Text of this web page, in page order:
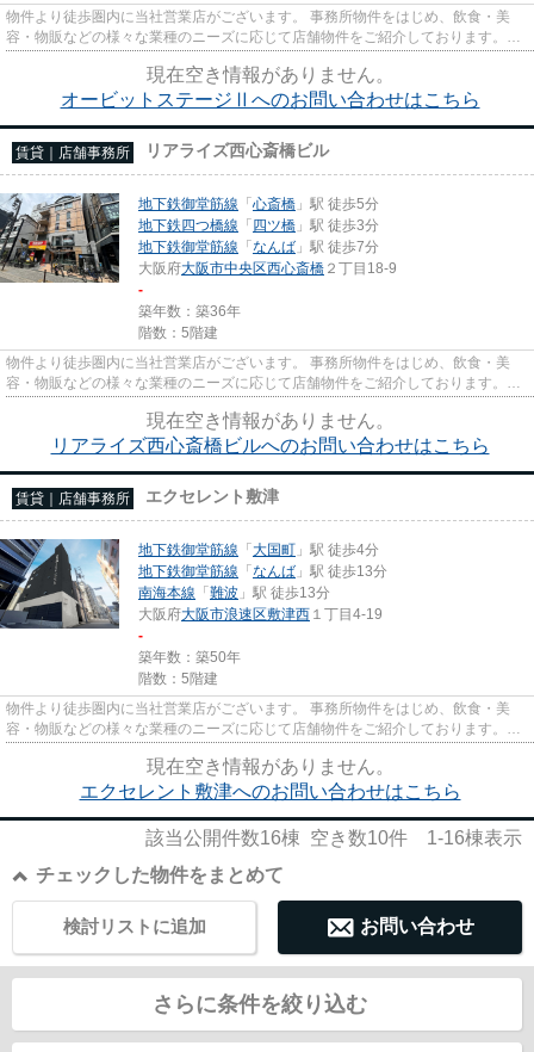
物件より徒歩圏内に当社営業店がございます。 事務所物件をはじめ、飲食・美
容・物販などの様々な業種のニーズに応じて店舗物件をご紹介しております。
尚、弊社ではおとり広告は一切...
現在空き情報がありません。
オービットステージⅡへのお問い合わせはこちら
賃貸｜店舗事務所 リアライズ西心斎橋ビル
地下鉄御堂筋線 「心斎橋 」駅 徒歩5分
地下鉄四つ橋線 「四ツ橋 」駅 徒歩3分
地下鉄御堂筋線 「なんば 」駅 徒歩7分
大阪府大阪市中央区西心斎橋 ２丁目18-9
-
築年数：築36年
階数：5階建
物件より徒歩圏内に当社営業店がございます。 事務所物件をはじめ、飲食・美
容・物販などの様々な業種のニーズに応じて店舗物件をご紹介しております。
尚、弊社ではおとり広告は一切...
現在空き情報がありません。
リアライズ西心斎橋ビルへのお問い合わせはこちら
賃貸｜店舗事務所 エクセレント敷津
地下鉄御堂筋線 「大国町 」駅 徒歩4分
地下鉄御堂筋線 「なんば 」駅 徒歩13分
南海本線 「難波 」駅 徒歩13分
大阪府大阪市浪速区敷津西 １丁目4-19
-
築年数：築50年
階数：5階建
物件より徒歩圏内に当社営業店がございます。 事務所物件をはじめ、飲食・美
容・物販などの様々な業種のニーズに応じて店舗物件をご紹介しております。
尚、弊社ではおとり広告は一切...
現在空き情報がありません。
エクセレント敷津へのお問い合わせはこちら
該当公開件数16棟 空き数10件 1-16棟表示
チェックした物件をまとめて
お問い合わせ
検討リストに追加
さらに条件を絞り込む